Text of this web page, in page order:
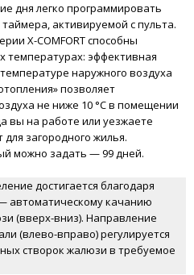
дня легко программировать
активируемой с пульта.
X-COMFORT способны
температурах: эффективная
наружного воздуха
позволяет
не ниже 10 °C в помещении
вы на работе или уезжаете
загородного жилья.
можно задать — 99 дней.
достигается благодаря
автоматическому качанию
(вверх-вниз). Направление
(влево-вправо) регулируется
створок жалюзи в требуемое